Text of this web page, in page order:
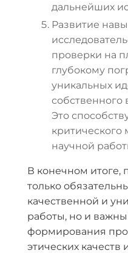
дальнейших
Развитие
проверки на
глубокому
уникальных
собственного
Это
научной
В конечном итоге,
только
качественной и
работы, но и
формирования
этических качеств